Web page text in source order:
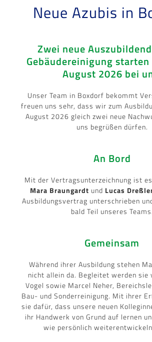
Neue Azubis in
Zwei neue
Gebäudereinigung starten
August 2026 bei
Unser Team in Boxdorf bekommt
freuen uns sehr, dass wir zum
August 2026 gleich zwei neue
uns begrüßen dürfen.
An Bord
Mit der Vertragsunterzeichnung ist
Mara Braungardt und Lucas
Ausbildungsvertrag unterschrieben
bald Teil unseres Teams.
Gemeinsam
Während ihrer Ausbildung stehen
nicht allein da. Begleitet werden sie
Vogel sowie Marcel Neher,
Bau- und Sonderreinigung. Mit ihrer
sie dafür, dass unsere neuen
ihr Handwerk von Grund auf lernen
wie persönlich